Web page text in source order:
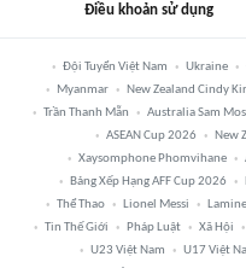
Điều khoản sử dụng
Đội Tuyển Việt Nam Ukraine
Myanmar
New Zealand Cindy
Trần Thanh Mẫn
Australia Sam
ASEAN Cup 2026
New
Xaysomphone Phomvihane
Bảng Xếp Hạng AFF Cup 2026
Thể Thao
Lionel Messi
Tin Thế Giới
Pháp Luật Xã Hội
U23 Việt Nam
U17 Việt